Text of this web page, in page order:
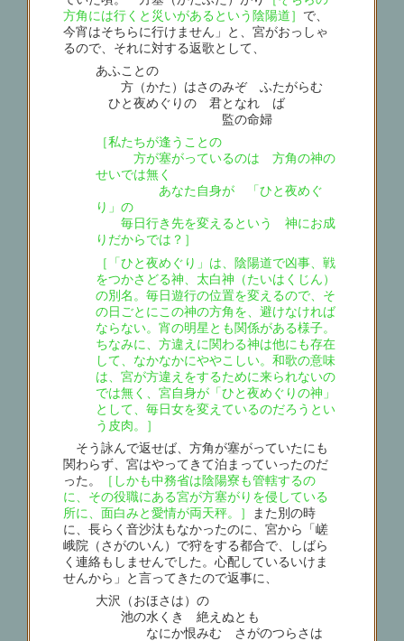
方角には行くと災いがあるという陰陽道］ で、
今宵はそちらに行けません」と、宮がおっしゃ
るので、それに対する返歌として、
あふことの
方（かた）はさのみぞ ふたがらむ
ひと夜めぐりの 君となれゝば
監の命婦
［私たちが逢うことの
方が塞がっているのは 方角の神の
せいでは無く
あなた自身が 「ひと夜めぐ
り」の
毎日行き先を変えるという 神にお成
りだからでは？］
［「ひと夜めぐり」は、陰陽道で凶事、戦
をつかさどる神、太白神（たいはくじん）
の別名。毎日遊行の位置を変えるので、そ
の日ごとにこの神の方角を、避けなければ
ならない。宵の明星とも関係がある様子。
ちなみに、方違えに関わる神は他にも存在
して、なかなかにややこしい。和歌の意味
は、宮が方違えをするために来られないの
では無く、宮自身が「ひと夜めぐりの神」
として、毎日女を変えているのだろうとい
う皮肉。］
そう詠んで返せば、方角が塞がっていたにも
関わらず、宮はやってきて泊まっていったのだ
った。
［しかも中務省は陰陽寮も管轄するの
に、その役職にある宮が方塞がりを侵している
所に、面白みと愛情が両天秤。］
また別の時
に、長らく音沙汰もなかったのに、宮から「嵯
峨院（さがのいん）で狩をする都合で、しばら
く連絡もしませんでした。心配しているいけま
せんから」と言ってきたので返事に、
大沢（おほさは）の
池の水くき 絶えぬとも
なにか恨みむ さがのつらさは